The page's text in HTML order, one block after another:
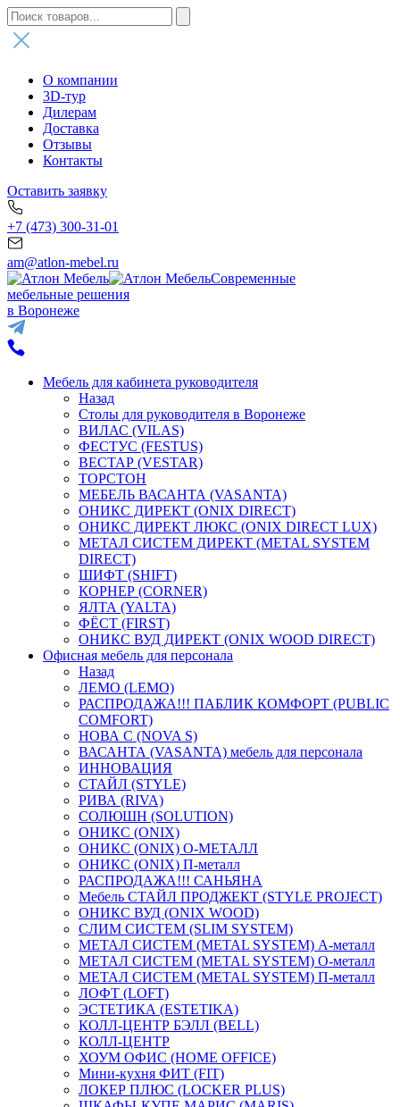
О компании
3D-тур
Дилерам
Доставка
Отзывы
Контакты
Оставить заявку
+7 (473) 300-31-01
am@atlon-mebel.ru
Современные
мебельные решения
в Воронеже
Мебель для кабинета руководителя
Назад
Столы для руководителя в Воронеже
ВИЛАС (VILAS)
ФЕСТУС (FESTUS)
ВЕСТАР (VESTAR)
ТОРСТОН
МЕБЕЛЬ ВАСАНТА (VASANTA)
ОНИКС ДИРЕКТ (ONIX DIRECT)
ОНИКС ДИРЕКТ ЛЮКС (ONIX DIRECT LUX)
МЕТАЛ СИСТЕМ ДИРЕКТ (METAL SYSTEM
DIRECT)
ШИФТ (SHIFT)
КОРНЕР (CORNER)
ЯЛТА (YALTA)
ФЁСТ (FIRST)
ОНИКС ВУД ДИРЕКТ (ONIX WOOD DIRECT)
Офисная мебель для персонала
Назад
ЛЕМО (LEMO)
РАСПРОДАЖА!!! ПАБЛИК КОМФОРТ (PUBLIC
COMFORT)
НОВА С (NOVA S)
ВАСАНТА (VASANTA) мебель для персонала
ИННОВАЦИЯ
СТАЙЛ (STYLE)
РИВА (RIVA)
СОЛЮШН (SOLUTION)
ОНИКС (ONIX)
ОНИКС (ONIX) O-МЕТАЛЛ
ОНИКС (ONIX) П-металл
РАСПРОДАЖА!!! САНЬЯНА
Мебель СТАЙЛ ПРОДЖЕКТ (STYLE PROJECT)
ОНИКС ВУД (ONIX WOOD)
СЛИМ СИСТЕМ (SLIM SYSTEM)
МЕТАЛ СИСТЕМ (METAL SYSTEM) А-металл
МЕТАЛ СИСТЕМ (METAL SYSTEM) О-металл
МЕТАЛ СИСТЕМ (METAL SYSTEM) П-металл
ЛОФТ (LOFT)
ЭСТЕТИКА (ESTETIKA)
КОЛЛ-ЦЕНТР БЭЛЛ (BELL)
КОЛЛ-ЦЕНТР
ХОУМ ОФИС (HOME OFFICE)
Мини-кухня ФИТ (FIT)
ЛОКЕР ПЛЮС (LOCKER PLUS)